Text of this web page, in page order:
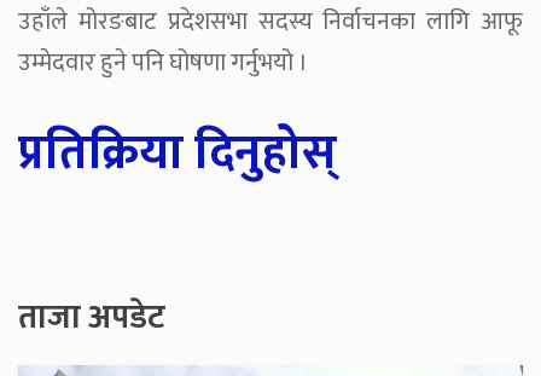
उहाँले मोरङबाट प्रदेशसभा सदस्य निर्वाचनका लागि आफू
उम्मेदवार हुने पनि घोषणा गर्नुभयो ।
प्रतिक्रिया दिनुहोस्
ताजा अपडेट